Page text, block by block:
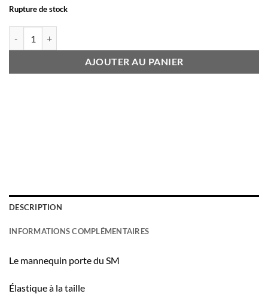
Rupture de stock
AJOUTER AU PANIER
DESCRIPTION
INFORMATIONS COMPLÉMENTAIRES
Le mannequin porte du SM
Élastique à la taille